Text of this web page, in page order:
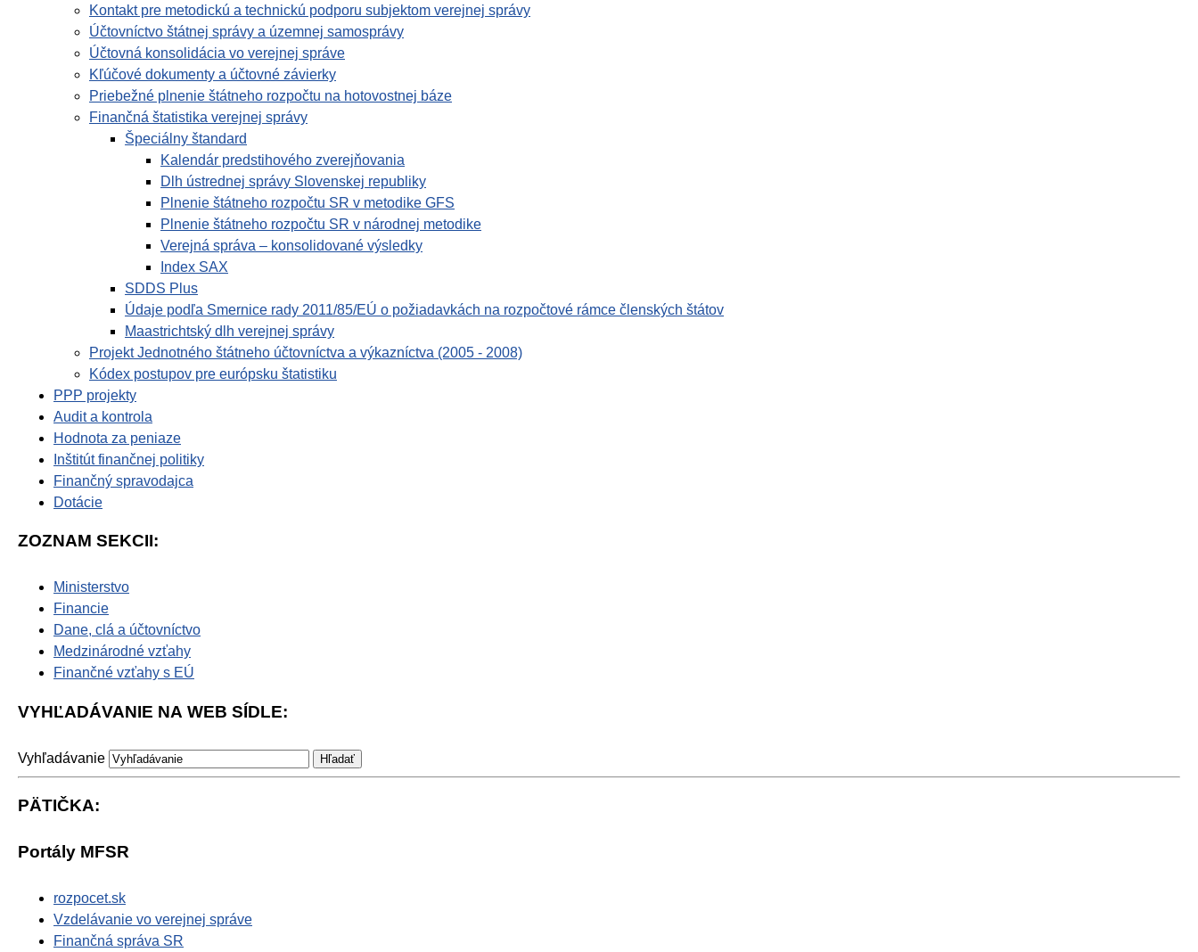
Kontakt pre metodickú a technickú podporu subjektom verejnej správy
Účtovníctvo štátnej správy a územnej samosprávy
Účtovná konsolidácia vo verejnej správe
Kľúčové dokumenty a účtovné závierky
Priebežné plnenie štátneho rozpočtu na hotovostnej báze
Finančná štatistika verejnej správy
Špeciálny štandard
Kalendár predstihového zverejňovania
Dlh ústrednej správy Slovenskej republiky
Plnenie štátneho rozpočtu SR v metodike GFS
Plnenie štátneho rozpočtu SR v národnej metodike
Verejná správa – konsolidované výsledky
Index SAX
SDDS Plus
Údaje podľa Smernice rady 2011/85/EÚ o požiadavkách na rozpočtové rámce členských štátov
Maastrichtský dlh verejnej správy
Projekt Jednotného štátneho účtovníctva a výkazníctva (2005 - 2008)
Kódex postupov pre európsku štatistiku
PPP projekty
Audit a kontrola
Hodnota za peniaze
Inštitút finančnej politiky
Finančný spravodajca
Dotácie
ZOZNAM SEKCII:
Ministerstvo
Financie
Dane, clá a účtovníctvo
Medzinárodné vzťahy
Finančné vzťahy s EÚ
VYHĽADÁVANIE NA WEB SÍDLE:
Vyhľadávanie
PÄTIČKA:
Portály MFSR
rozpocet.sk
Vzdelávanie vo verejnej správe
Finančná správa SR